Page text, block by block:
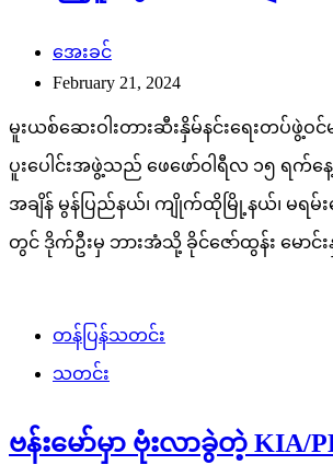
အေးခင်
February 21, 2024
မူးယစ်ဆေးဝါးတားဆီးနှိမ်နင်းရေးတပ်ဖွဲ့ဝင်မ
ပူးပေါင်းအဖွဲ့သည် ဖေဖော်ဝါရီလ ၁၅ ရက်နေ့
အချိန် မွန်ပြည်နယ်၊ ကျိုက်ထိုမြို့နယ်၊ မရမ်းခ
တွင် ဒိုက်ဦးမှ ဘားအံသို့ ခိုင်ဇော်ထွန်း မောင်း
တန်ပြန်သတင်း
သတင်း
ဗန်းမော်မှာ ဗုံးလာခွဲတဲ့ KIA/